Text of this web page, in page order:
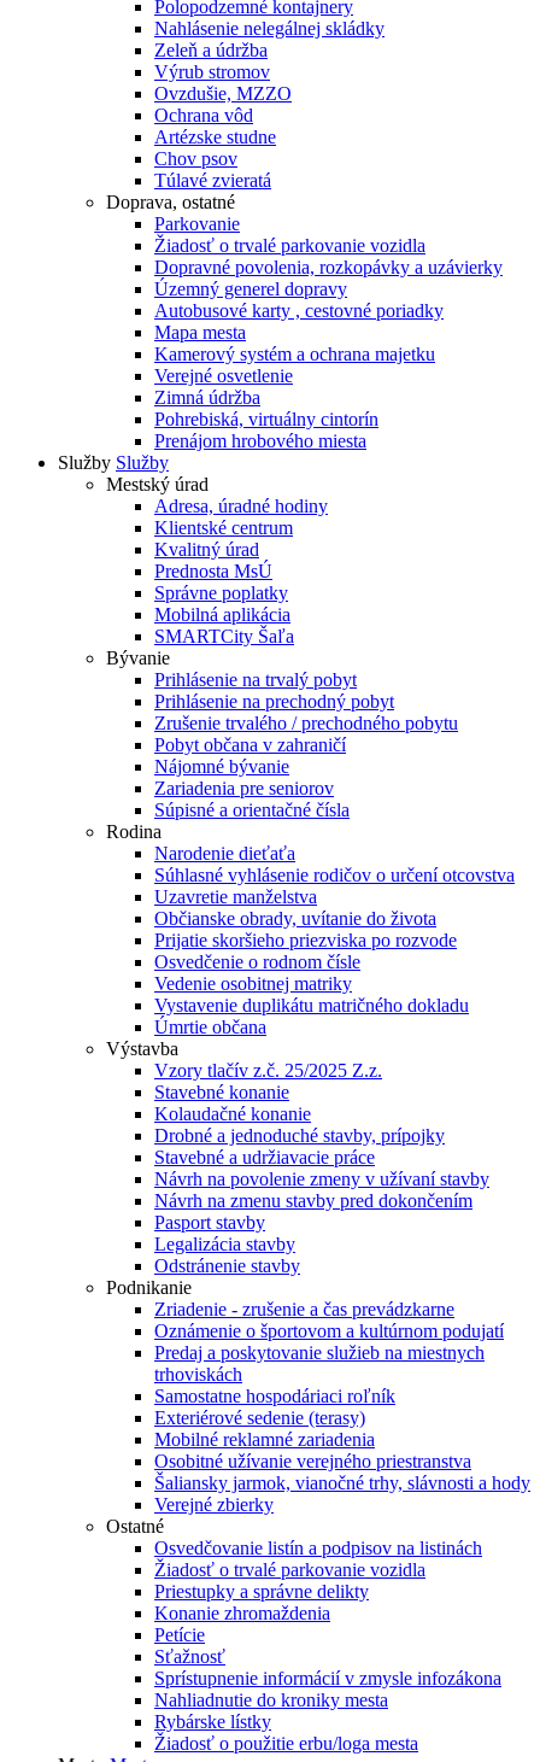
Polopodzemné kontajnery
Nahlásenie nelegálnej skládky
Zeleň a údržba
Výrub stromov
Ovzdušie, MZZO
Ochrana vôd
Artézske studne
Chov psov
Túlavé zvieratá
Doprava, ostatné
Parkovanie
Žiadosť o trvalé parkovanie vozidla
Dopravné povolenia, rozkopávky a uzávierky
Územný generel dopravy
Autobusové karty , cestovné poriadky
Mapa mesta
Kamerový systém a ochrana majetku
Verejné osvetlenie
Zimná údržba
Pohrebiská, virtuálny cintorín
Prenájom hrobového miesta
Služby Služby
Mestský úrad
Adresa, úradné hodiny
Klientské centrum
Kvalitný úrad
Prednosta MsÚ
Správne poplatky
Mobilná aplikácia
SMARTCity Šaľa
Bývanie
Prihlásenie na trvalý pobyt
Prihlásenie na prechodný pobyt
Zrušenie trvalého / prechodného pobytu
Pobyt občana v zahraničí
Nájomné bývanie
Zariadenia pre seniorov
Súpisné a orientačné čísla
Rodina
Narodenie dieťaťa
Súhlasné vyhlásenie rodičov o určení otcovstva
Uzavretie manželstva
Občianske obrady, uvítanie do života
Prijatie skoršieho priezviska po rozvode
Osvedčenie o rodnom čísle
Vedenie osobitnej matriky
Vystavenie duplikátu matričného dokladu
Úmrtie občana
Výstavba
Vzory tlačív z.č. 25/2025 Z.z.
Stavebné konanie
Kolaudačné konanie
Drobné a jednoduché stavby, prípojky
Stavebné a udržiavacie práce
Návrh na povolenie zmeny v užívaní stavby
Návrh na zmenu stavby pred dokončením
Pasport stavby
Legalizácia stavby
Odstránenie stavby
Podnikanie
Zriadenie - zrušenie a čas prevádzkarne
Oznámenie o športovom a kultúrnom podujatí
Predaj a poskytovanie služieb na miestnych
trhoviskách
Samostatne hospodáriaci roľník
Exteriérové sedenie (terasy)
Mobilné reklamné zariadenia
Osobitné užívanie verejného priestranstva
Šaliansky jarmok, vianočné trhy, slávnosti a hody
Verejné zbierky
Ostatné
Osvedčovanie listín a podpisov na listinách
Žiadosť o trvalé parkovanie vozidla
Priestupky a správne delikty
Konanie zhromaždenia
Petície
Sťažnosť
Sprístupnenie informácií v zmysle infozákona
Nahliadnutie do kroniky mesta
Rybárske lístky
Žiadosť o použitie erbu/loga mesta